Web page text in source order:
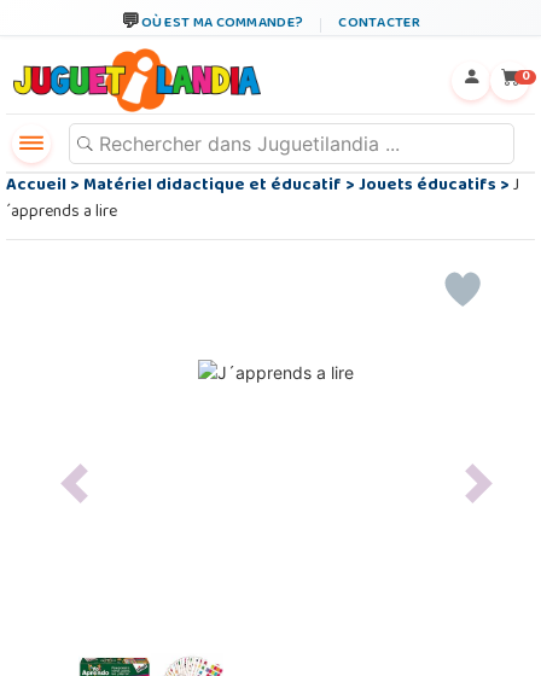
OÙ EST MA COMMANDE? CONTACTER
0
Accueil>Matériel didactique et éducatif>Jouets éducatifs>J
´apprends a lire
Previous Next